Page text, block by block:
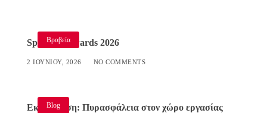
Βραβεία
Specialist Awards 2026
2 ΙΟΥΝΊΟΥ, 2026 NO COMMENTS
Blog
Εκπαίδευση: Πυρασφάλεια στον χώρο εργασίας